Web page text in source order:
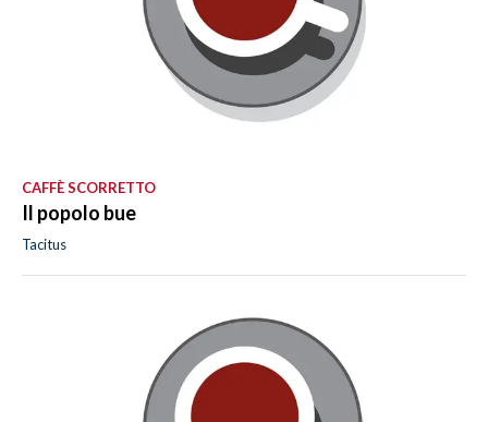
CAFFÈ SCORRETTO
Il popolo bue
Tacitus